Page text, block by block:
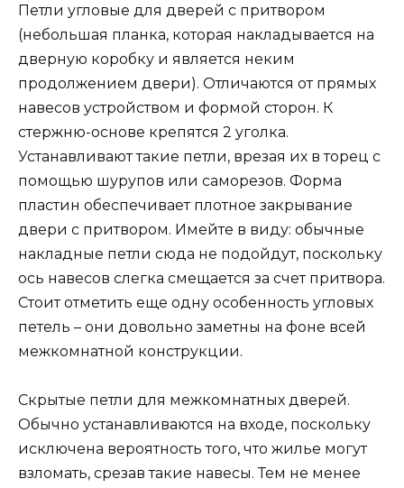
Петли угловые для дверей с притвором
(небольшая планка, которая накладывается на
дверную коробку и является неким
продолжением двери). Отличаются от прямых
навесов устройством и формой сторон. К
стержню-основе крепятся 2 уголка.
Устанавливают такие петли, врезая их в торец с
помощью шурупов или саморезов. Форма
пластин обеспечивает плотное закрывание
двери с притвором. Имейте в виду: обычные
накладные петли сюда не подойдут, поскольку
ось навесов слегка смещается за счет притвора.
Стоит отметить еще одну особенность угловых
петель – они довольно заметны на фоне всей
межкомнатной конструкции.
Скрытые петли для межкомнатных дверей.
Обычно устанавливаются на входе, поскольку
исключена вероятность того, что жилье могут
взломать, срезав такие навесы. Тем не менее